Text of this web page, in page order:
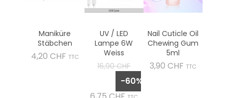
Maniküre
Stäbchen
4,20 CHF Preis
TTC
UV / LED
Lampe 6W
Weiss
Verkaufspreis
16,90 CHF
-60%
Preis
Nail Cuticle Oil
Chewing Gum
5ml
3,90 CHF Preis
TTC